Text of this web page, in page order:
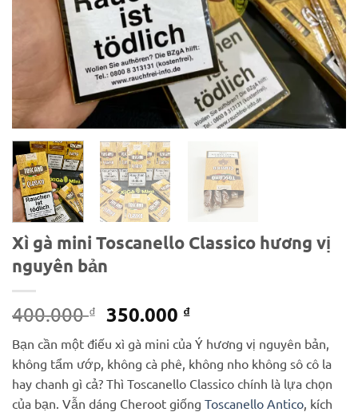
Xì gà mini Toscanello Classico hương vị
nguyên bản
400.000₫ Giá
là:
400.000 ₫.
350.000 ₫Giá
hiện
tại
là:
350.000 ₫.
Bạn cần một điếu xì gà mini của Ý hương vị nguyên bản,
không tẩm ướp, không cà phê, không nho không sô cô la
hay chanh gì cả? Thì Toscanello Classico chính là lựa chọn
của bạn. Vẫn dáng Cheroot giống Toscanello Antico , kích